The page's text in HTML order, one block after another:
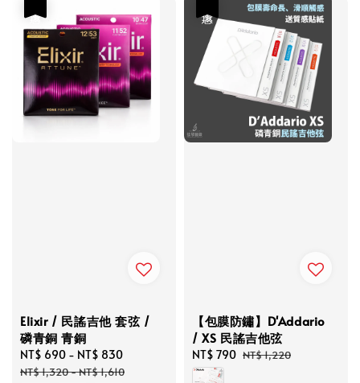
Elixir / 民謠吉他 套弦 /
磷青銅 青銅
Sale
price
NT$ 690 - NT$ 830
NT$ 1,320-NT$ 1,610
【包膜防鏽】D'Addario
/ XS 民謠吉他弦
Sale
price
NT$ 790 Regular
NT$ 1,220